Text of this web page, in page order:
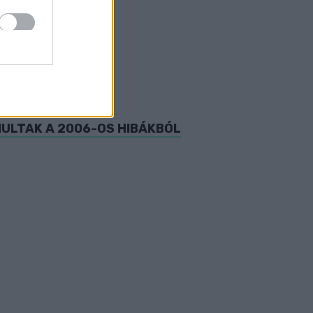
A 2006-OS HIBÁKBÓL